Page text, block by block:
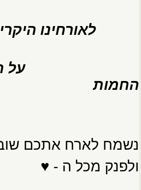
לאורחינו
על
החמות
נשמח לארח אתכם
ולפנק מכל ה - ♥